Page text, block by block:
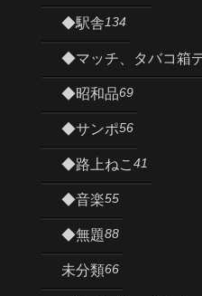
◆駅舎134
◆マッチ、タバコ箱
◆昭和品69
◆サンポ56
◆路上ねこ 41
◆音楽55
◆無題88
未分類66